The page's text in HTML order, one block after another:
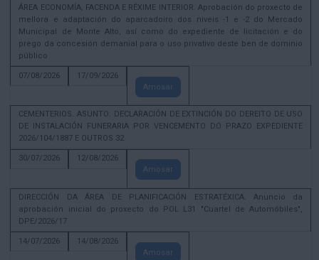
ÁREA ECONOMÍA, FACENDA E RÉXIME INTERIOR. Aprobación do proxecto de
mellora e adaptación do aparcadoiro dos niveis -1 e -2 do Mercado
Municipal de Monte Alto, así como do expediente de licitación e do
prego da concesión demanial para o uso privativo deste ben de dominio
público
07/08/2026
17/09/2026
Amosar
CEMENTERIOS. ASUNTO: DECLARACIÓN DE EXTINCIÓN DO DEREITO DE USO
DE INSTALACIÓN FUNERARIA POR VENCEMENTO DO PRAZO EXPEDIENTE
2026/104/1887 E OUTROS 32
30/07/2026
12/08/2026
Amosar
DIRECCIÓN DA ÁREA DE PLANIFICACIÓN ESTRATÉXICA. Anuncio da
aprobación inicial do proxecto do POL L31 "Cuartel de Automóbiles",
DPE/2026/17
14/07/2026
14/08/2026
Amosar